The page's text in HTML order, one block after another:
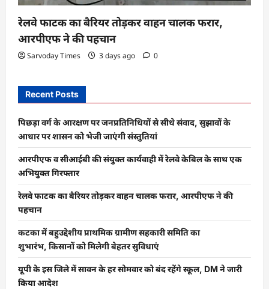
रेलवे फाटक का बैरियर तोड़कर वाहन चालक फरार,
आरपीएफ ने की पहचान
Sarvoday Times 3 days ago 0
Recent Posts
पिछड़ा वर्ग के आरक्षण पर जनप्रतिनिधियों से सीधे संवाद, सुझावों के
आधार पर शासन को भेजी जाएंगी संस्तुतियां
आरपीएफ व सीआईबी की संयुक्त कार्यवाही में रेलवे केबिल के साथ एक
अभियुक्त गिरफ्तार
रेलवे फाटक का बैरियर तोड़कर वाहन चालक फरार, आरपीएफ ने की
पहचान
कटका में बहुउद्देशीय प्राथमिक ग्रामीण सहकारी समिति का
शुभारंभ, किसानों को मिलेगी बेहतर सुविधाएं
यूपी के इस जिले में सावन के हर सोमवार को बंद रहेंगे स्कूल, DM ने जारी
किया आदेश